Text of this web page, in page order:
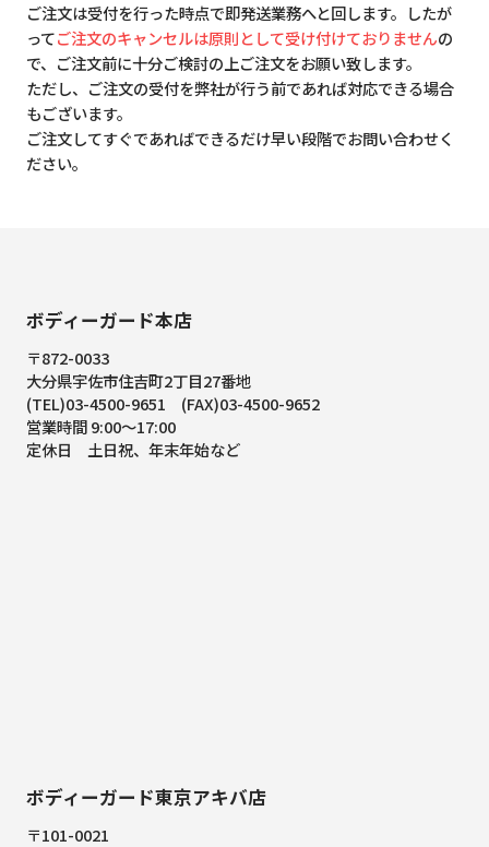
ご注文は受付を行った時点で即発送業務へと回します。したが
ってご注文のキャンセルは原則として受け付けておりませんの
で、ご注文前に十分ご検討の上ご注文をお願い致します。
ただし、ご注文の受付を弊社が行う前であれば対応できる場合
もございます。
ご注文してすぐであればできるだけ早い段階でお問い合わせく
ださい。
ボディーガード本店
〒872-0033
大分県宇佐市住吉町2丁目27番地
(TEL)03-4500-9651 (FAX)03-4500-9652
営業時間 9:00～17:00
定休日 土日祝、年末年始など
ボディーガード東京アキバ店
〒101-0021